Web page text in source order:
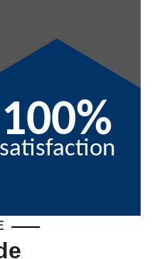
100%
satisfaction